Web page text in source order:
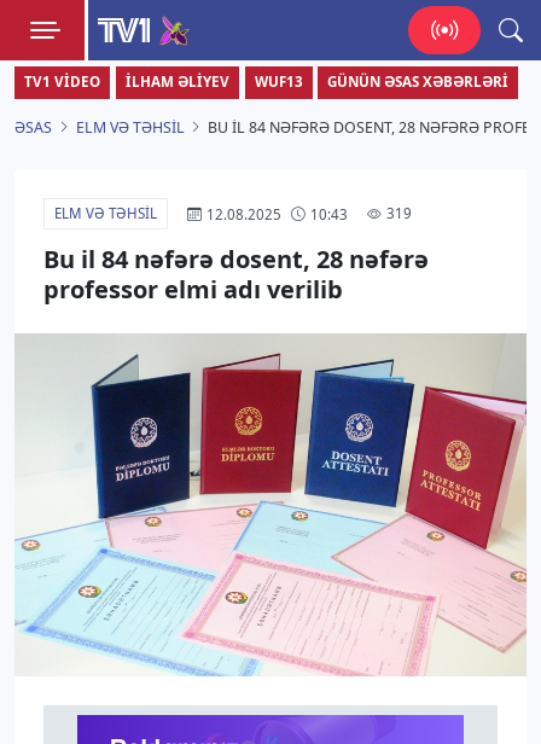
TV1
Zamanı bizimlə yaşa!
TV1 VIDEO İLHAM ƏLIYEV WUF13 GÜNÜN ƏSAS XƏBƏRLƏRI
ƏSAS ELM VƏ TƏHSIL BU IL 84 NƏFƏRƏ DOSENT, 28 NƏFƏRƏ
ELM VƏ TƏHSIL 12.08.2025 10:43 319
Bu il 84 nəfərə dosent, 28 nəfərə
professor elmi adı verilib